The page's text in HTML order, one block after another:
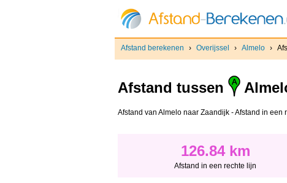
Afstand berekenen › Overijssel › Almelo ›
Afstand tussen
Afstand van Almelo naar Zaandijk - Afstand in
126.84 km
Afstand in een rechte lijn